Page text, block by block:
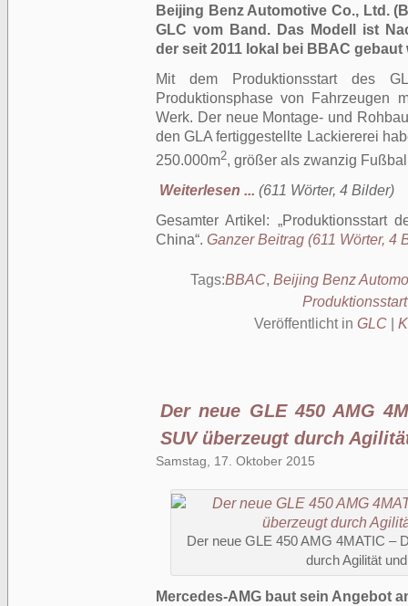
Beijing Benz Automotive Co., Ltd.
GLC vom Band. Das Modell ist
der seit 2011 lokal bei BBAC gebaut
Mit dem Produktionsstart des
Produktionsphase von Fahrzeugen
Werk. Der neue Montage- und
den GLA fertiggestellte Lackiererei
250.000m2, größer als zwanzig
Weiterlesen ... (611 Wörter, 4 Bilder)
Gesamter Artikel:
Produktionsstart
China . Ganzer Beitrag (611 Wörter, 4
Tags:BBAC, Beijing Benz
Produktionsstart
Veröffentlicht in GLC
Der neue GLE 450 AMG
SUV überzeugt durch
Samstag, 17. Oktober 2015
Der neue GLE 450 AMG 4MATIC –
durch Agilität
Mercedes-AMG baut sein Angebot